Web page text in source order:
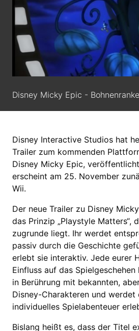
Disney Micky Epic - Bohnenranke
Disney Interactive Studios hat
Trailer zum kommenden
Disney Micky Epic,
erscheint am 25. November
Wii.
Der neue Trailer zu Disney
das Prinzip „Playstyle Matters“,
zugrunde liegt. Ihr werdet
passiv durch die Geschichte
erlebt sie interaktiv. Jede eurer
Einfluss auf das
in Berührung mit bekannten,
Disney-Charakteren und werdet
individuelles Spielabenteuer
Bislang heißt es, dass der Titel